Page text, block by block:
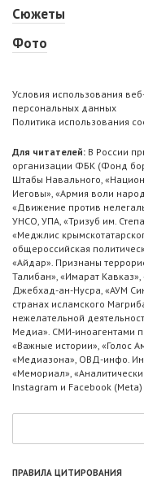
Сюжеты
Фото
Условия использования
персональных данных
Политика использования
Для читателей: В России
организации ФБК (Фонд
Штабы Навального,
Иеговы», «Армия воли
«Движение против
УНСО, УПА, «Тризуб им.
«Меджлис
общероссийская
«Айдар». Признаны
Талибан», «Имарат
Джебхад-ан-Нусра, «АУМ
странах исламского
нежелательной
Медиа». СМИ-иноагентами
«Важные истории», «Голос
«Медиазона», ОВД-инфо.
«Мемориал»,
Instagram и Facebook
ПРАВИЛА ЦИТИРОВАНИЯ